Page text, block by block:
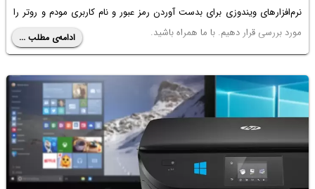
نرم‌افزارهای ویندوزی برای بدست آوردن رمز عبور و نام کاربری مودم و روتر را
مورد بررسی قرار دهیم. با ما همراه باشید.
ادامه‌ی مطلب ...